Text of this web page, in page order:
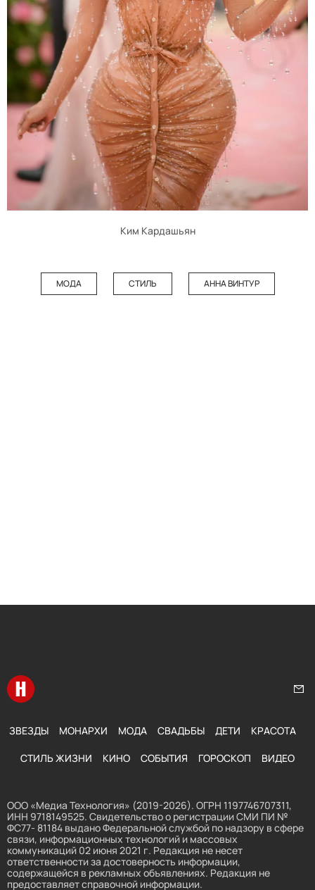
Ким Кардашьян
МОДА СТИЛЬ АННА ВИНТУР
Перейти на главную
ЗВЕЗДЫ МОНАРХИ МОДА СВАДЬБЫ ДЕТИ КРАСОТА
СТИЛЬ ЖИЗНИ КИНО СОБЫТИЯ ГОРОСКОП ВИДЕО
ООО «Медиа Технология» (2019-2026). ОГРН 1197746707311,
ИНН 9718149525. Свидетельство о регистрации СМИ ПИ №
ФС77- 81184 выдано Федеральной службой по надзору в сфере
связи, информационных технологий и массовых
коммуникаций 02 июня 2021 г. Редакция не несет
ответственности за достоверность информации,
содержащейся в рекламных объявлениях. Редакция не
предоставляет справочной информации.